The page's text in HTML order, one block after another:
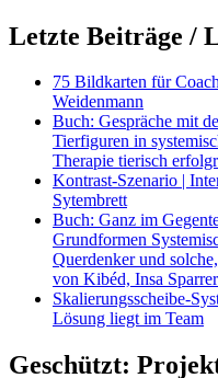
Letzte Beiträge /
75 Bildkarten für
Weidenmann
Buch: Gespräche mit
Tierfiguren in
Therapie tierisch
Kontrast-Szenario |
Sytembrett
Buch: Ganz im
Grundformen
Querdenker und
von Kibéd, Insa Sparrer
Skalierungsscheibe-
Lösung liegt im Team
Geschützt: